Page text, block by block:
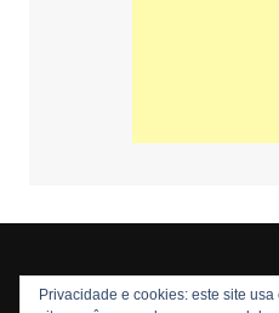
Copyright © 2026 Nós Nerds.
Privacidade e cookies: este site